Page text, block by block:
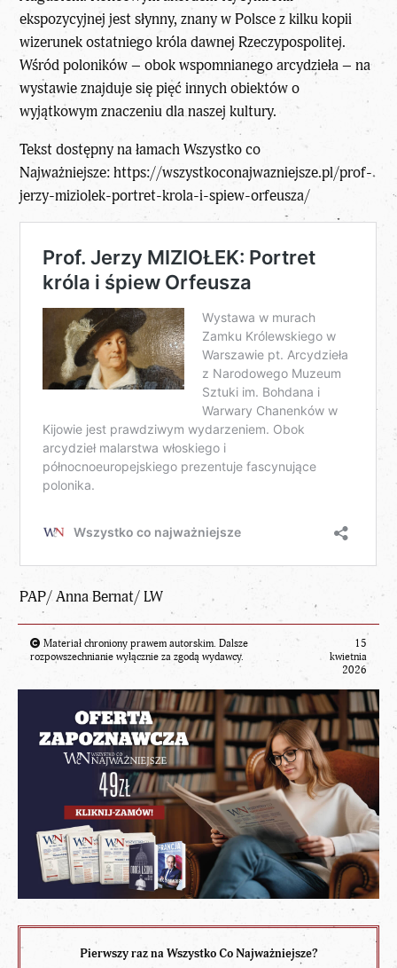
ekspozycyjnej jest słynny, znany w Polsce z kilku kopii
wizerunek ostatniego króla dawnej Rzeczypospolitej.
Wśród poloników – obok wspomnianego arcydzieła – na
wystawie znajduje się pięć innych obiektów o
wyjątkowym znaczeniu dla naszej kultury.
Tekst dostępny na łamach Wszystko co
Najważniejsze:https://wszystkoconajwazniejsze.pl/prof-
jerzy-miziolek-portret-krola-i-spiew-orfeusza/
PAP/ Anna Bernat/ LW
Materiał chroniony prawem autorskim. Dalsze
rozpowszechnianie wyłącznie za zgodą wydawcy.
15
kwietnia
2026
Pierwszy raz na Wszystko Co Najważniejsze?